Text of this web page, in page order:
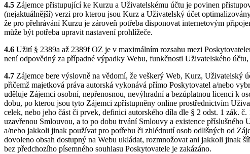
4.5 Zájemce přistupující ke Kurzu a Uživatelskému účtu je povinen
(nejaktuálnější) verzi pro kterou jsou Kurz a Uživatelský účet
že pro přehrávání Kurzu je zároveň potřeba disponovat internetovým
může být potřeba upravit nastavení prohlížeče.
4.6 Užití § 2389a až 2389f OZ je v maximálním rozsahu mezi
není odpovědný za případné výpadky Webu, funkčnosti Uživatelského
4.7 Zájemce bere výslovně na vědomí, že veškerý Web, Kurz, Uživatelský
přičemž majetková práva autorská vykonává přímo Poskytovatel a/nebo
uděluje Zájemci osobní, nepřenosnou, nevýhradní a bezúplatnou licenci k
dobu, po kterou jsou tyto Zájemci zpřístupněny online prostřednictvím
celek, nebo jeho část či prvek, definici autorského díla dle § 2 odst. 1 zák.
uzavřenou Smlouvou, a to po dobu trvání Smlouvy a existence
a/nebo jakkoli jinak používat pro potřebu či zhlédnutí osob odlišných od
dovoleno obsah dostupný na Webu ukládat, rozmnožovat ani jakkoli jinak
bez předchozího písemného souhlasu Poskytovatele je zakázáno.